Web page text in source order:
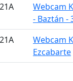
Webcam
- Baztán -
Webcam
Ezcabarte